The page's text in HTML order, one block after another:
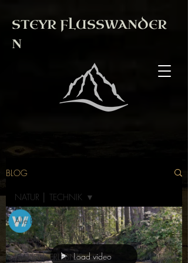
STEYR FLUSSWANDER
N
BLOG
Alle Beiträge
NATUR │ TECHNIK
NATUR │ ERLEBNIS
NATUR │ TECHNIK
Load video